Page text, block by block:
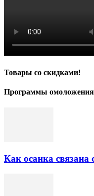
Товары со скидками!
Программы омоложения
Как осанка связана